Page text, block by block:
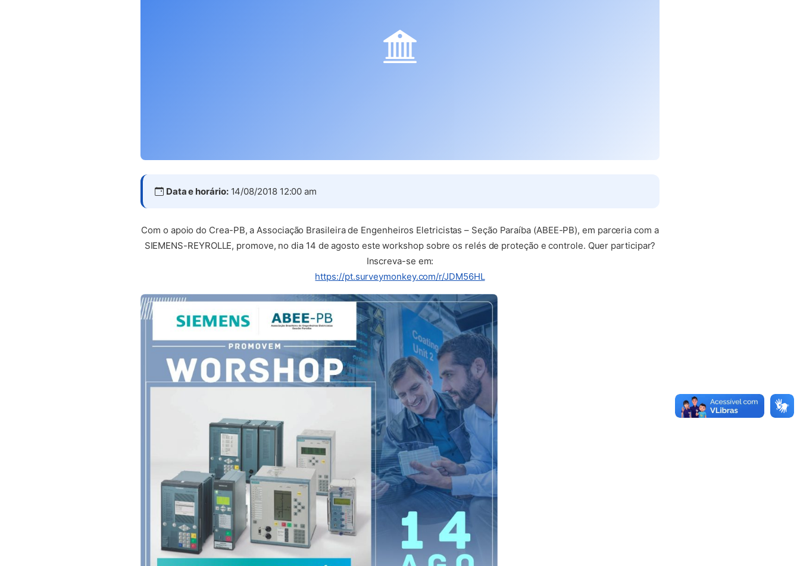
Data e horário:14/08/2018 12:00 am
Com o apoio do Crea-PB, a Associação Brasileira de Engenheiros Eletricistas – Seção Paraíba (ABEE-PB), em parceria com a
SIEMENS-REYROLLE, promove, no dia 14 de agosto este workshop sobre os relés de proteção e controle. Quer participar?
Inscreva-se em:
https://pt.surveymonkey.com/r/JDM56HL(abre em nova aba)